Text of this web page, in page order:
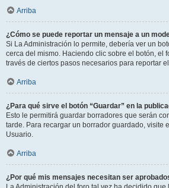
Arriba
¿Cómo se puede reportar un mensaje a un
Si La Administración lo permite, debería ver un
cerca del mismo. Haciendo clic sobre el botón, el
través de ciertos pasos necesarios para reportar
Arriba
¿Para qué sirve el botón “Guardar” en la
Esto le permitirá guardar borradores que serán
tarde. Para recargar un borrador guardado, visite
Usuario.
Arriba
¿Por qué mis mensajes necesitan ser